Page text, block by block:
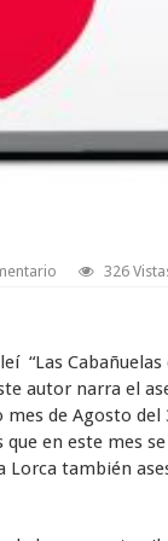
326
“Las
autor narra el
de Agosto del
en este mes
Lorca también